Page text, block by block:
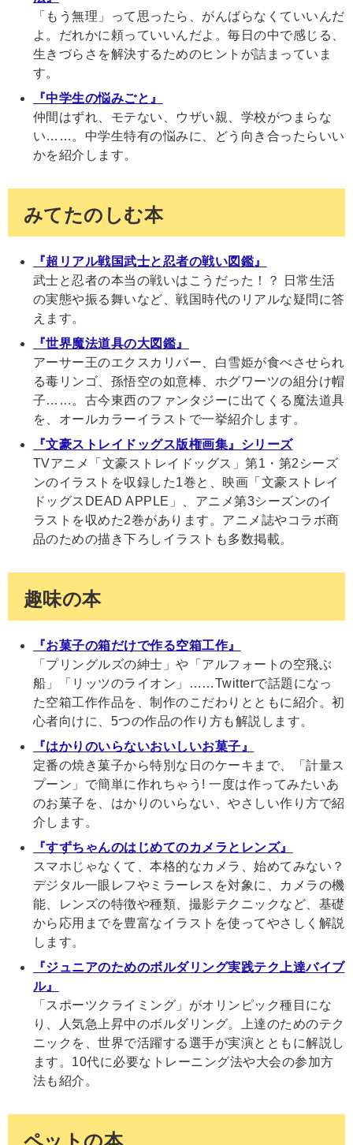
「もう無理」って思ったら、がんばらなくていいんだ
よ。だれかに頼っていいんだよ。毎日の中で感じる、
生きづらさを解決するためのヒントが詰まっていま
す。
『中学生の悩みごと』
仲間はずれ、モテない、ウザい親、学校がつまらな
い……。中学生特有の悩みに、どう向き合ったらいい
かを紹介します。
みてたのしむ本
『超リアル戦国武士と忍者の戦い図鑑』
武士と忍者の本当の戦いはこうだった！？ 日常生活
の実態や振る舞いなど、戦国時代のリアルな疑問に答
えます。
『世界魔法道具の大図鑑』
アーサー王のエクスカリバー、白雪姫が食べさせられ
る毒リンゴ、孫悟空の如意棒、ホグワーツの組分け帽
子……。古今東西のファンタジーに出てくる魔法道具
を、オールカラーイラストで一挙紹介します。
『文豪ストレイドッグス版権画集』シリーズ
TVアニメ「文豪ストレイドッグス」第1・第2シーズ
ンのイラストを収録した1巻と、映画「文豪ストレイ
ドッグスDEAD APPLE」、アニメ第3シーズンのイ
ラストを収めた2巻があります。アニメ誌やコラボ商
品のための描き下ろしイラストも多数掲載。
趣味の本
『お菓子の箱だけで作る空箱工作』
「プリングルズの紳士」や「アルフォートの空飛ぶ
船」「リッツのライオン」……Twitterで話題になっ
た空箱工作作品を、制作のこだわりとともに紹介。初
心者向けに、5つの作品の作り方も解説します。
『はかりのいらないおいしいお菓子』
定番の焼き菓子から特別な日のケーキまで、「計量ス
プーン」で簡単に作れちゃう! 一度は作ってみたいあ
のお菓子を、はかりのいらない、やさしい作り方で紹
介します。
『すずちゃんのはじめてのカメラとレンズ』
スマホじゃなくて、本格的なカメラ、始めてみない？
デジタル一眼レフやミラーレスを対象に、カメラの機
能、レンズの特徴や種類、撮影テクニックなど、基礎
から応用までを豊富なイラストを使ってやさしく解説
します。
『ジュニアのためのボルダリング実践テク上達バイブ
ル』
「スポーツクライミング」がオリンピック種目にな
り、人気急上昇中のボルダリング。上達のためのテク
ニックを、世界で活躍する選手が実演とともに解説し
ます。10代に必要なトレーニング法や大会の参加方
法も紹介。
ペットの本